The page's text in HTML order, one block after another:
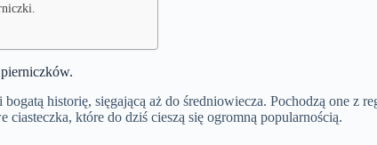
bogatą historię, sięgającą aż do średniowiecza. Pochodzą one
ciasteczka, które do dziś cieszą się ogromną popularnością.